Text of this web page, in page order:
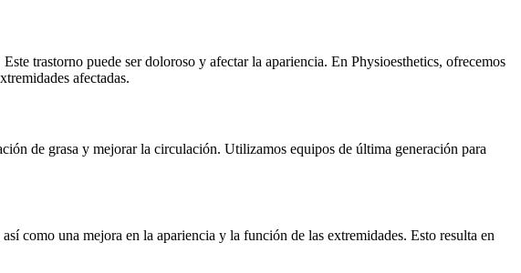
trastorno puede ser doloroso y afectar la apariencia. En Physioesthetics, ofrecemos
afectadas.
de grasa y mejorar la circulación. Utilizamos equipos de última generación para
como una mejora en la apariencia y la función de las extremidades. Esto resulta en